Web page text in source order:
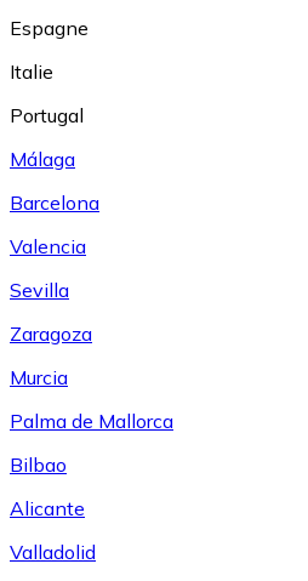
Espagne
Italie
Portugal
Málaga
Barcelona
Valencia
Sevilla
Zaragoza
Murcia
Palma de Mallorca
Bilbao
Alicante
Valladolid